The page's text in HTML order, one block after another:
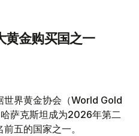
黄金购买国之一
世界黄金协会（World Gold
萨克斯坦成为2026年第二
五的国家之一。